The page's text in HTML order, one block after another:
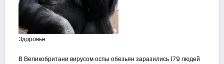
Здоровье
В Великобритани вирусом оспы обезьян заразились 179 людей